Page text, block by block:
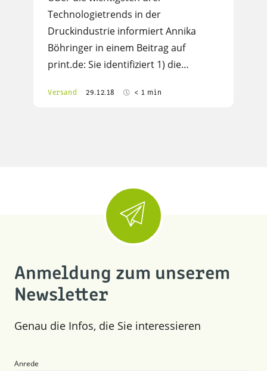
Technologietrends in der
Druckindustrie informiert Annika
Böhringer in einem Beitrag auf
print.de: Sie identifiziert 1) die…
Versand 29.12.18 < 1 min
Anmeldung zum unserem
Newsletter
Genau die Infos, die Sie interessieren
Anrede